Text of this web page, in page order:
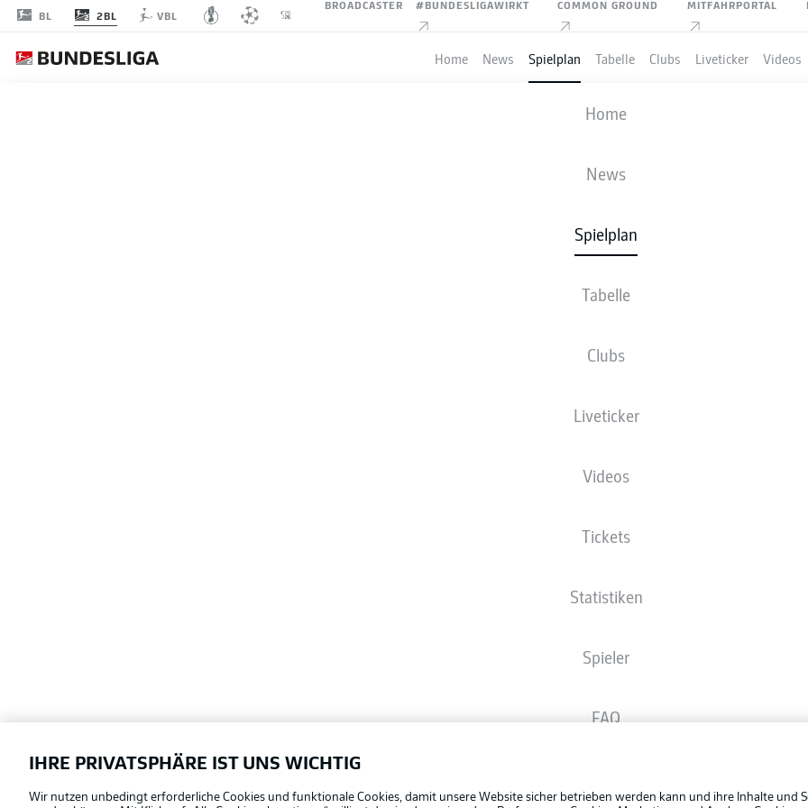
BL 2BL VBL
BROADCASTER #BUNDESLIGAWIRKT COMMON GROUND MITFAHRPORTAL
Home News Spielplan Tabelle Clubs Liveticker Videos
Home
News
Spielplan
Tabelle
Clubs
Liveticker
Videos
Tickets
Statistiken
Spieler
FAQ
FC ST. PAULI
AUFSTELLUNGEN
Die Startaufstellung wird 60 Minuten vor Anpfiff veröffentlicht.
Football as it's meant to be
IHRE PRIVATSPHÄRE IST UNS WICHTIG
Wir nutzen unbedingt erforderliche Cookies und funktionale Cookies, damit unsere Website sicher betrieben werden kann und ihre Inhalte und